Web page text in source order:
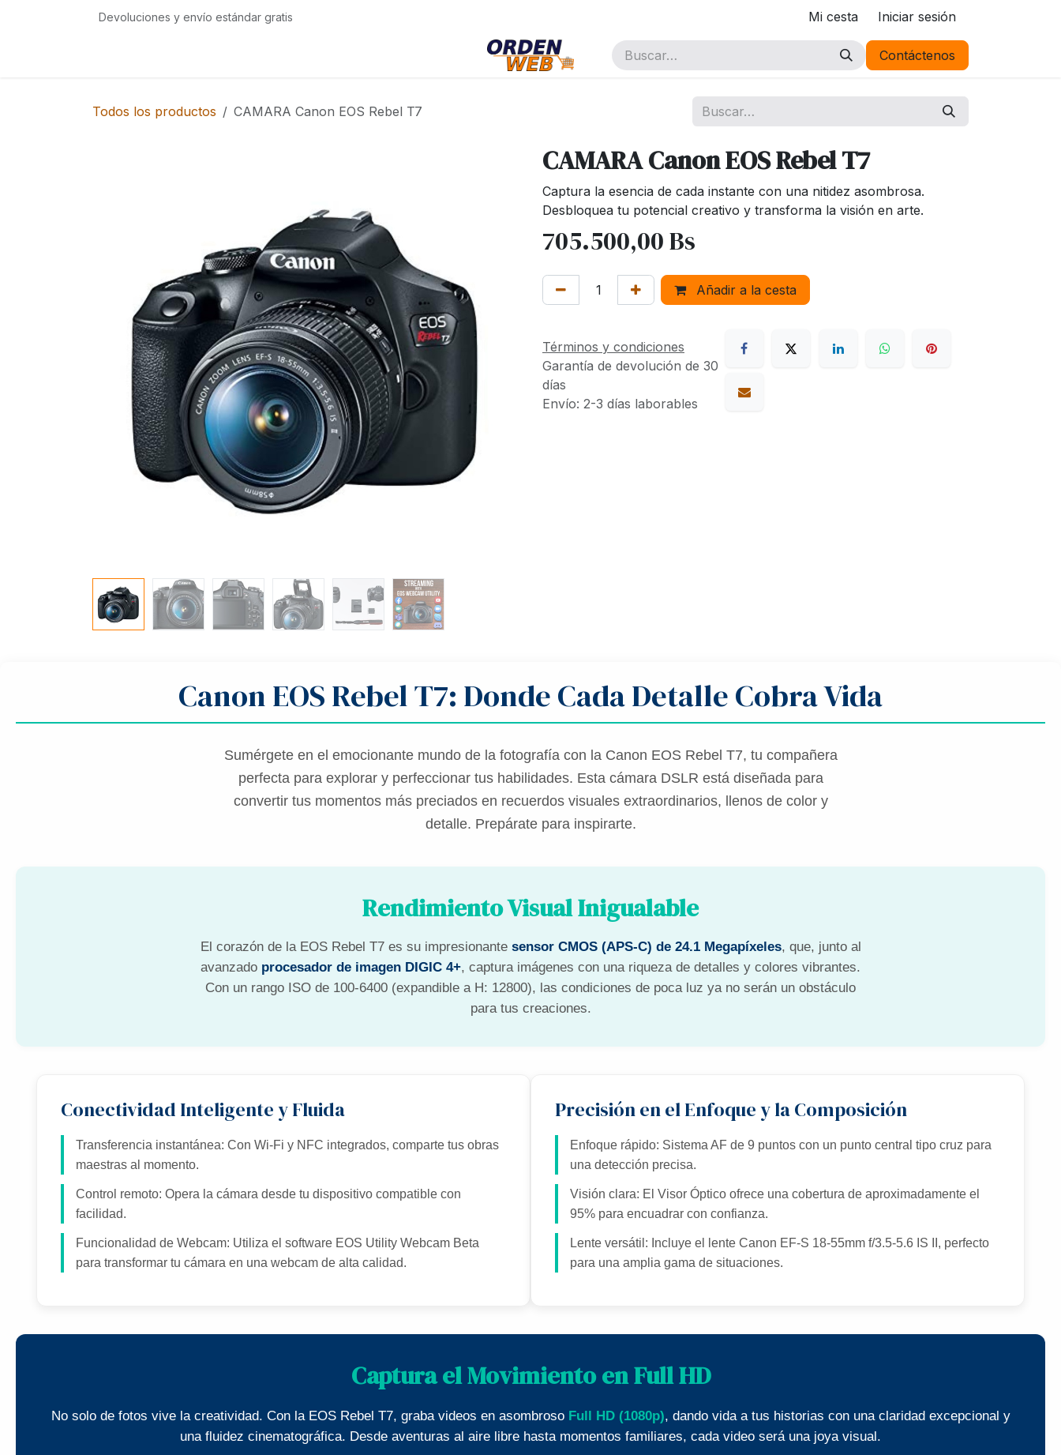
Devoluciones y envío estándar gratis Mi cesta Iniciar sesión
Trabajos Contáctenos
Todos los productos CAMARA Canon EOS Rebel T7
CAMARA Canon EOS Rebel T7
Captura la esencia de cada instante con una nitidez asombrosa.
Desbloquea tu potencial creativo y transforma la visión en arte.
705.500,00Bs
Añadir a la cesta
Términos y condiciones
Garantía de devolución de 30
días
Envío: 2-3 días laborables
Canon EOS Rebel T7: Donde Cada Detalle Cobra Vida
Sumérgete en el emocionante mundo de la fotografía con la Canon EOS Rebel T7, tu compañera
perfecta para explorar y perfeccionar tus habilidades. Esta cámara DSLR está diseñada para
convertir tus momentos más preciados en recuerdos visuales extraordinarios, llenos de color y
detalle. Prepárate para inspirarte.
Rendimiento Visual Inigualable
El corazón de la EOS Rebel T7 es su impresionante sensor CMOS (APS-C) de 24.1 Megapíxeles, que, junto al
avanzado procesador de imagen DIGIC 4+, captura imágenes con una riqueza de detalles y colores vibrantes.
Con un rango ISO de 100-6400 (expandible a H: 12800), las condiciones de poca luz ya no serán un obstáculo
para tus creaciones.
Conectividad Inteligente y Fluida
Transferencia instantánea: Con Wi-Fi y NFC integrados, comparte tus obras
maestras al momento.
Control remoto: Opera la cámara desde tu dispositivo compatible con
facilidad.
Funcionalidad de Webcam: Utiliza el software EOS Utility Webcam Beta
para transformar tu cámara en una webcam de alta calidad.
Precisión en el Enfoque y la Composición
Enfoque rápido: Sistema AF de 9 puntos con un punto central tipo cruz para
una detección precisa.
Visión clara: El Visor Óptico ofrece una cobertura de aproximadamente el
95% para encuadrar con confianza.
Lente versátil: Incluye el lente Canon EF-S 18-55mm f/3.5-5.6 IS II, perfecto
para una amplia gama de situaciones.
Captura el Movimiento en Full HD
No solo de fotos vive la creatividad. Con la EOS Rebel T7, graba videos en asombroso Full HD (1080p), dando vida a tus historias con una claridad excepcional y
una fluidez cinematográfica. Desde aventuras al aire libre hasta momentos familiares, cada video será una joya visual.